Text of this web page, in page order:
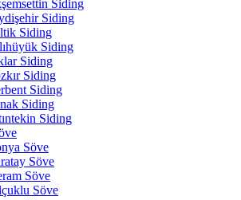
Siding
Siding
Siding
Siding
Siding
Siding
Siding
Siding
Siding
Söve
Söve
Söve
Söve